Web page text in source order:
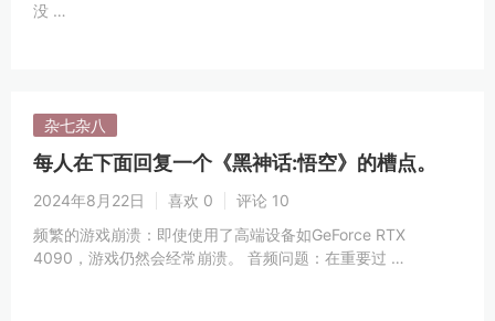
没 …
杂七杂八
每人在下面回复一个《黑神话:悟空》的槽点。
2024年8月22日 喜欢 0
评论 10
频繁的游戏崩溃：即使使用了高端设备如GeForce RTX
4090，游戏仍然会经常崩溃。 音频问题：在重要过 …